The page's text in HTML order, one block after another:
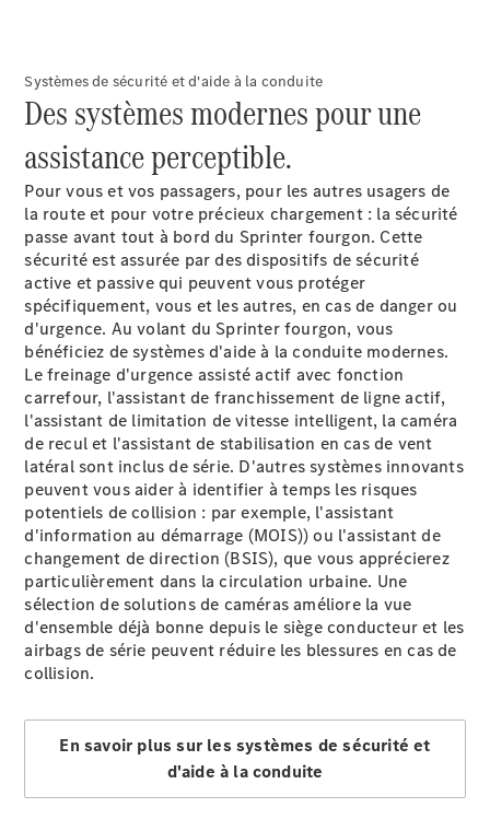
Configurateur
Mercedes-
Benz Store
eSprinter
Tous les
eSprinter
eSprinter
Fourgon
eSprinter
Châssis
eSprinter
à Plateau
Nouveaux
Électrique
Configurateur
Mercedes-
Benz Store
eVito
eVito
Systèmes de sécurité et d'aide à la conduite
Des systèmes modernes pour une
assistance perceptible.
Pour vous et vos passagers, pour les autres usagers de
la route et pour votre précieux chargement : la sécurité
passe avant tout à bord du Sprinter fourgon. Cette
sécurité est assurée par des dispositifs de sécurité
active et passive qui peuvent vous protéger
spécifiquement, vous et les autres, en cas de danger ou
d'urgence. Au volant du Sprinter fourgon, vous
bénéficiez de systèmes d'aide à la conduite modernes.
Le freinage d'urgence assistéactif avec fonction
carrefour, l'assistant de franchissement de ligneactif,
l'assistant de limitation de vitesse intelligent, la caméra
de reculet l'assistant de stabilisation en cas de vent
latéralsont inclus de série. D'autres systèmes innovants
peuvent vous aider à identifier à temps les risques
potentiels de collision : par exemple, l'assistant
d'information au démarrage (MOIS))ou l'assistant de
changement de direction(BSIS), que vous apprécierez
particulièrement dans la circulation urbaine. Une
sélection de solutions de camérasaméliore la vue
d'ensemble déjà bonne depuis le siège conducteur et les
airbags de série peuvent réduire les blessures en cas de
collision.
En savoir plus sur les systèmes de sécurité et
d'aide à la conduite